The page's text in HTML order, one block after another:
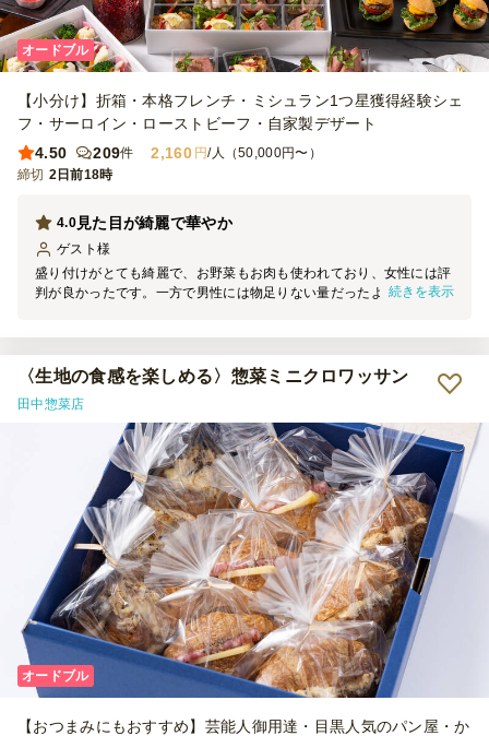
オードブル
【小分け】折箱・本格フレンチ・ミシュラン1つ星獲得経験シェ
フ・サーロイン・ローストビーフ・自家製デザート
4.50
209件 2,160 円/人（50,000円〜）
締切 2日前18時
見た目が綺麗で華やか
4.0
ゲスト 様
盛り付けがとても綺麗で、お野菜もお肉も使われており、女性には評
判が良かったです。一方で男性には物足りない量だったようです。お
続きを表示
〈生地の食感を楽しめる〉惣菜ミニクロワッサン
田中惣菜店
オードブル
【おつまみにもおすすめ】芸能人御用達・目黒人気のパン屋・か